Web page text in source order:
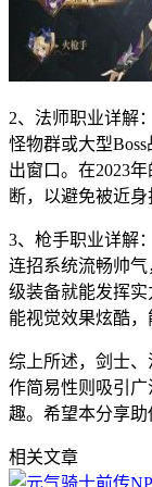
2、法师职业详解
怪物群或大型
出窗口。在2023
断，以避免被近
3、枪手职业详解
连招系统流畅帅
级装备就能发挥
能视觉效果炫酷
综上所述，剑士
作简易性则吸引
趣。希望本分享助
相关文章